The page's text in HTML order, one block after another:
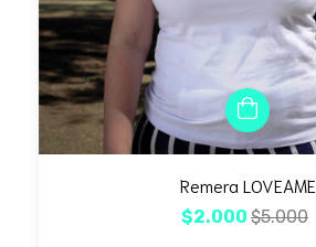
Remera LOVEAME
$2.000 $5.000